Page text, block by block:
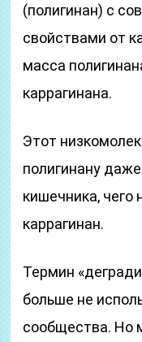
(полигинан) с
свойствами от
масса
каррагинана.
Этот
полигинану
кишечника,
каррагинан.
Термин
больше не
сообщества. Но